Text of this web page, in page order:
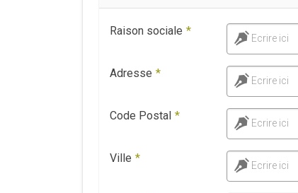
Raison sociale *
Ecrire ici
Adresse *
Ecrire ici
Code Postal *
Ecrire ici
Ville *
Ecrire ici